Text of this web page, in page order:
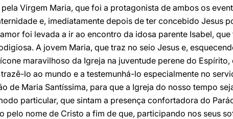
Virgem Maria, que foi a protagonista de ambos os
e, imediatamente depois de ter concebido Jesus
foi levada a ir ao encontro da idosa parente Isabel,
A jovem Maria, que traz no seio Jesus e,
maravilhoso da Igreja na juventude perene do
lo ao mundo e a testemunhá-lo especialmente no
de Maria Santíssima, para que a Igreja do nosso tempo
particular, que sintam a presença confortadora do
pelo nome de Cristo a fim de que, participando nos seus